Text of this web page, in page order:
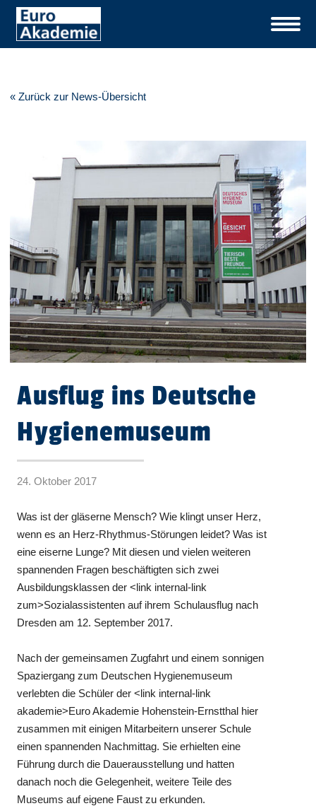
« Zurück zur News-Übersicht
Ausflug ins Deutsche
Hygienemuseum
24. Oktober 2017
Was ist der gläserne Mensch? Wie klingt unser Herz,
wenn es an Herz-Rhythmus-Störungen leidet? Was ist
eine eiserne Lunge? Mit diesen und vielen weiteren
spannenden Fragen beschäftigten sich zwei
Ausbildungsklassen der <link internal-link
zum>Sozialassistenten auf ihrem Schulausflug nach
Dresden am 12. September 2017.
Nach der gemeinsamen Zugfahrt und einem sonnigen
Spaziergang zum Deutschen Hygienemuseum
verlebten die Schüler der <link internal-link
akademie>Euro Akademie Hohenstein-Ernstthal hier
zusammen mit einigen Mitarbeitern unserer Schule
einen spannenden Nachmittag. Sie erhielten eine
Führung durch die Dauerausstellung und hatten
danach noch die Gelegenheit, weitere Teile des
Museums auf eigene Faust zu erkunden.